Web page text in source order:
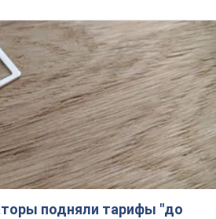
подняли тарифы "до